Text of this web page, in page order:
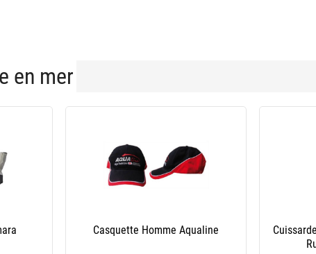
en mer
Casquette Homme Aqualine